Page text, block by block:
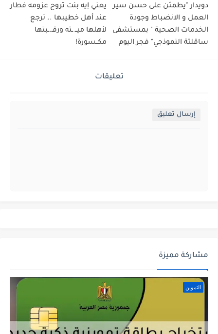
دويدار "يطمئن على حسن سير
العمل و الانضباط وجودة
الخدمات الصحية " بمستشفى
ساقلتة النموذجي" فجر اليوم
يعني إيه بنت تروح عزومه فطار
عند أهل خطيبها .. ترجع
لأهلها ميــ ـته ورقـ.ـبتها
مكــسورة!
تعليقات
إرسال تعليق
مشاركة مميزة
التموين